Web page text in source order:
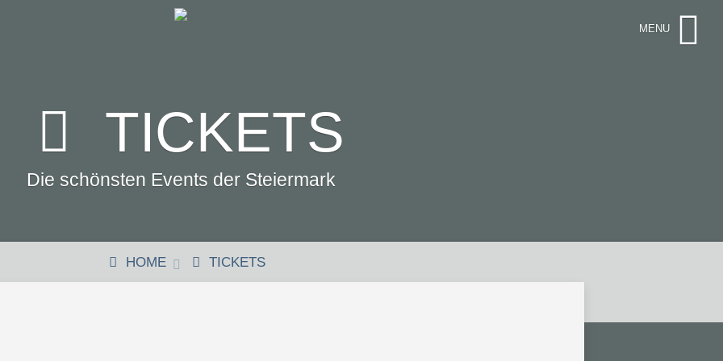
TICKETS
Die schönsten Events der Steiermark
HOME TICKETS